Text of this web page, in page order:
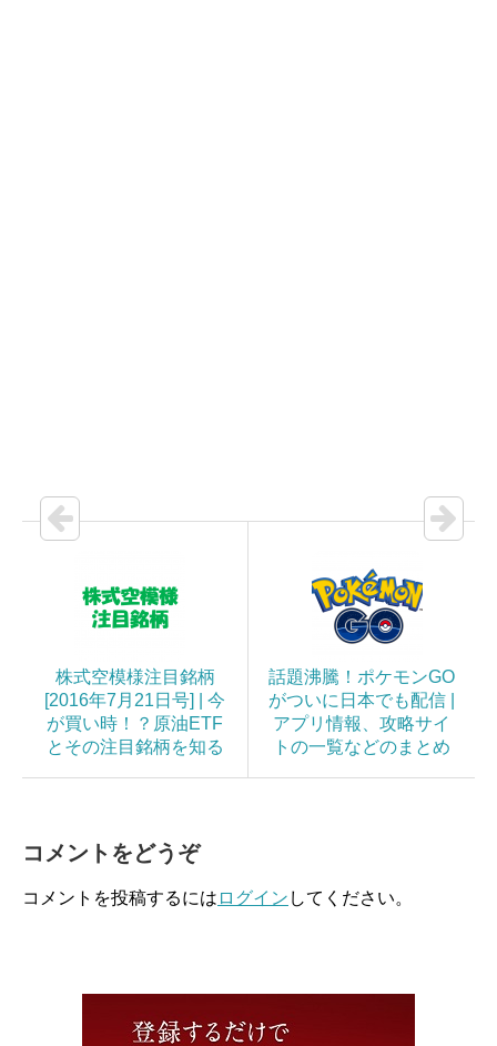
株式空模様注目銘柄
[2016年7月21日号] | 今
が買い時！？原油ETF
とその注目銘柄を知る
話題沸騰！ポケモンGO
がついに日本でも配信 |
アプリ情報、攻略サイ
トの一覧などのまとめ
コメントをどうぞ
コメントを投稿するには ログイン してください。